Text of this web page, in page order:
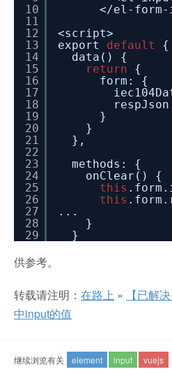
10
11
12
13
14
15
16
17
18
19
20
21
22
23
24
25
26
27
28
29
</el-form-
<script>
export default
{
data() {
return
{
form: {
}
}
},
methods: {
onClear() {
this
this
...
}
}
供参考。
转载请注明： 在路上 »
【已解
中input的值
继续浏览有关 element input vuejs